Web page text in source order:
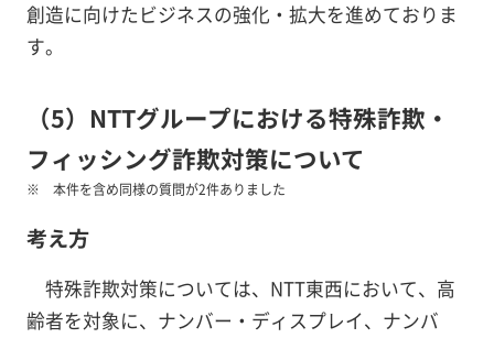
創造に向けたビジネスの強化・拡大を進めておりま
す。
（5）NTTグループにおける特殊詐欺・
フィッシング詐欺対策について
本件を含め同様の質問が2件ありました
考え方
特殊詐欺対策については、NTT東西において、高
齢者を対象に、ナンバー・ディスプレイ、ナンバ